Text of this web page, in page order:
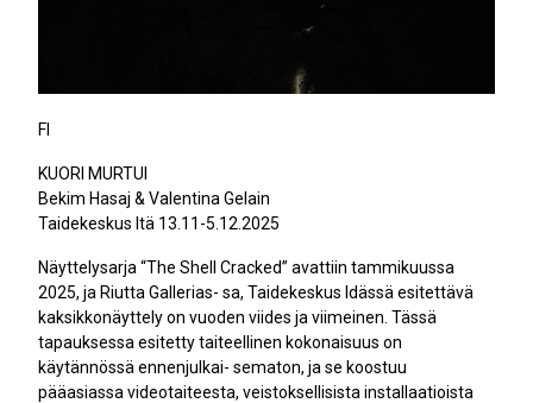
FI
KUORI MURTUI
Bekim Hasaj & Valentina Gelain
Taidekeskus Itä 13.11-5.12.2025
Näyttelysarja “The Shell Cracked” avattiin tammikuussa
2025, ja Riutta Gallerias- sa, Taidekeskus Idässä esitettävä
kaksikkonäyttely on vuoden viides ja viimeinen. Tässä
tapauksessa esitetty taiteellinen kokonaisuus on
käytännössä ennenjulkai- sematon, ja se koostuu
pääasiassa videotaiteesta, veistoksellisista installaatioista